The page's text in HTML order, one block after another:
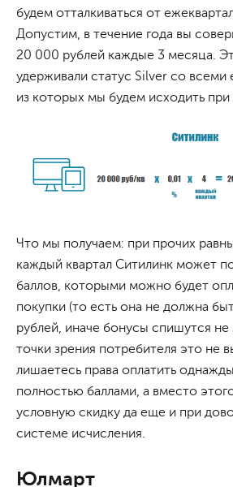
будем отталкиваться от
Допустим, в течение года вы
20 000 рублей каждые 3 месяца.
удерживали статус Silver со всеми
из которых мы будем исходить при
Что мы получаем: при прочих
каждый квартал Ситилинк может
баллов, которыми можно будет
покупки (то есть она не должна
рублей, иначе бонусы спишутся
точки зрения потребителя это не
лишаетесь права оплатить
полностью баллами, а вместо
условную скидку да еще и при
системе исчисления.
Юлмарт